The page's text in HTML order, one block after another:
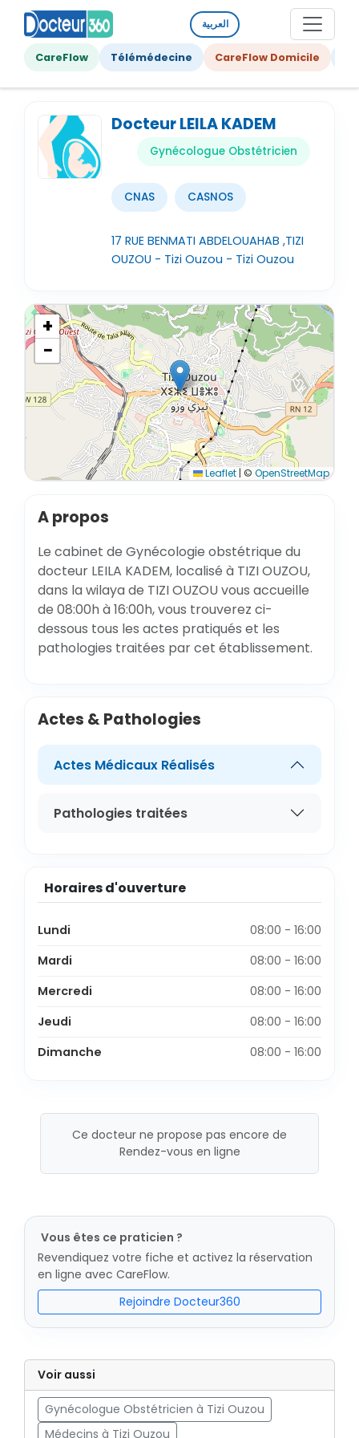
العربية
CareFlow Télémédecine CareFlow Domicile
Docteur LEILA KADEM
Gynécologue Obstétricien
CNAS CASNOS
17 RUE BENMATI ABDELOUAHAB ,TIZI
OUZOU - Tizi Ouzou - Tizi Ouzou
+
−
Leaflet | © OpenStreetMap
A propos
Le cabinet de Gynécologie obstétrique du
docteur LEILA KADEM, localisé à TIZI OUZOU,
dans la wilaya de TIZI OUZOU vous accueille
de 08:00h à 16:00h, vous trouverez ci-
dessous tous les actes pratiqués et les
pathologies traitées par cet établissement.
Actes & Pathologies
Actes Médicaux Réalisés
Pathologies traitées
Horaires d'ouverture
Lundi
08:00 - 16:00
Mardi
08:00 - 16:00
Mercredi
08:00 - 16:00
Jeudi
08:00 - 16:00
Dimanche
08:00 - 16:00
Ce docteur ne propose pas encore de
Rendez-vous en ligne
Vous êtes ce praticien ?
Revendiquez votre fiche et activez la réservation
en ligne avec CareFlow.
Rejoindre Docteur360
Voir aussi
Gynécologue Obstétricien à Tizi Ouzou
Médecins à Tizi Ouzou